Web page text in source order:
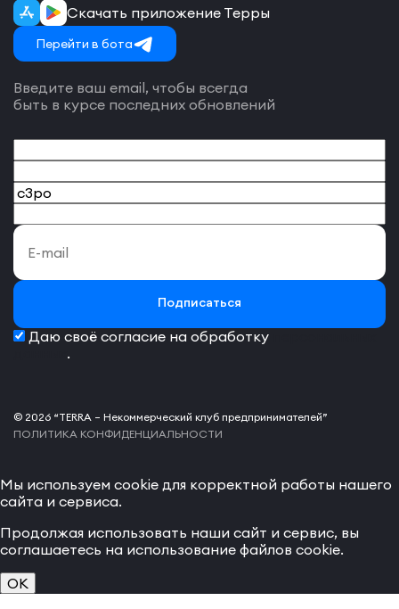
Скачать приложение Терры
Перейти в бота
Введите ваш email, чтобы всегда
быть в курсе последних обновлений
Подписаться
Даю своё согласие на обработку
.
© 2026 “TERRA – Некоммерческий клуб предпринимателей”
ПОЛИТИКА КОНФИДЕНЦИАЛЬНОСТИ
Мы используем cookie для корректной работы нашего
сайта и сервиса.
Продолжая использовать наши сайт и сервис, вы
соглашаетесь на использование файлов cookie.
OK